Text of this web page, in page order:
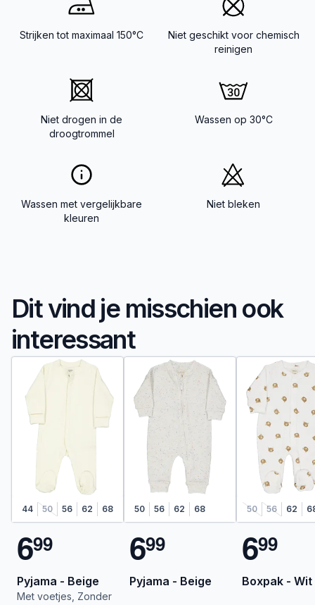
Strijken tot maximaal 150°C
Niet geschikt voor chemisch
reinigen
Niet drogen in de
droogtrommel
Wassen op 30°C
Wassen met vergelijkbare
kleuren
Niet bleken
Dit vind je misschien ook
interessant
44 50 56 62 68
699
Pyjama - Beige
Met voetjes, Zonder
50 56 62 68
699
Pyjama - Beige
50 56 62
699
Boxpak - Wit